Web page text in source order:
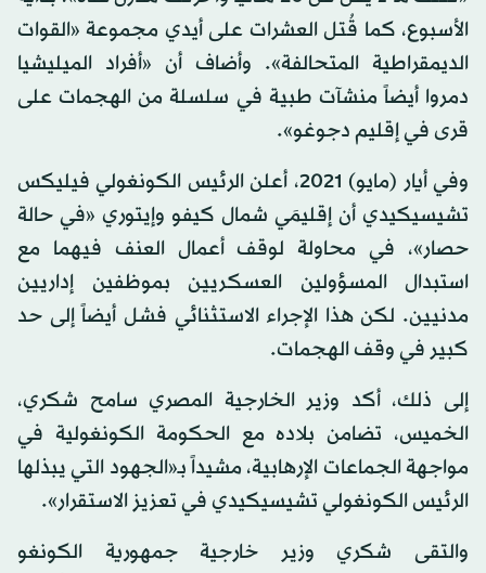
الأسبوع، كما قُتل العشرات على أيدي مجموعة «القوات
الديمقراطية المتحالفة». وأضاف أن «أفراد الميليشيا
دمروا أيضاً منشآت طبية في سلسلة من الهجمات على
قرى في إقليم دجوغو».
وفي أيار (مايو) 2021، أعلن الرئيس الكونغولي فيليكس
تشيسيكيدي أن إقليمَي شمال كيفو وإيتوري «في حالة
حصار»، في محاولة لوقف أعمال العنف فيهما مع
استبدال المسؤولين العسكريين بموظفين إداريين
مدنيين. لكن هذا الإجراء الاستثنائي فشل أيضاً إلى حد
كبير في وقف الهجمات.
إلى ذلك، أكد وزير الخارجية المصري سامح شكري،
الخميس، تضامن بلاده مع الحكومة الكونغولية في
مواجهة الجماعات الإرهابية، مشيداً بـ«الجهود التي يبذلها
الرئيس الكونغولي تشيسيكيدي في تعزيز الاستقرار».
والتقى شكري وزير خارجية جمهورية الكونغو